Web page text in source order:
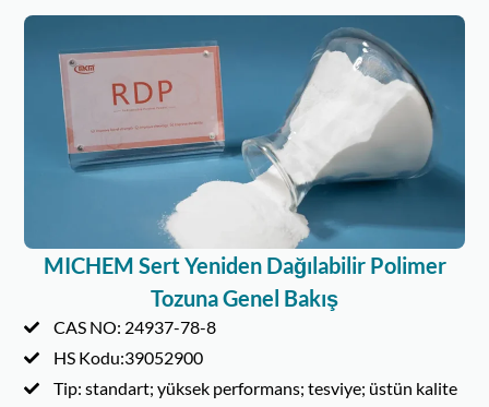
MICHEM Sert Yeniden Dağılabilir Polimer
Tozuna Genel Bakış
CAS NO: 24937-78-8
HS Kodu:39052900
Tip: standart; yüksek performans; tesviye; üstün kalite